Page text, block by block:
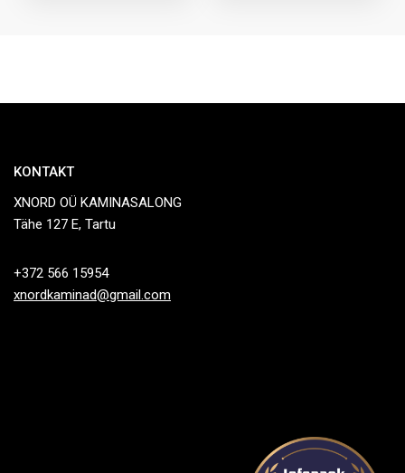
KONTAKT
XNORD OÜ KAMINASALONG
Tähe 127 E, Tartu
+372 566 15954
xnordkaminad@gmail.com